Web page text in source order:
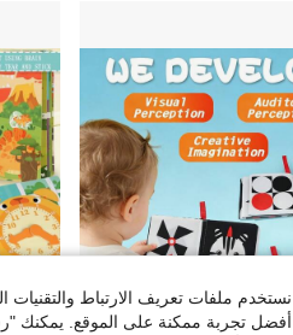
نستخدم ملفات تعريف الارتباط والتقنيات
أفضل تجربة ممكنة على الموقع. يمكنك